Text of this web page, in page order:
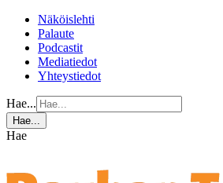
Näköislehti
Palaute
Podcastit
Mediatiedot
Yhteystiedot
Hae...
Hae...
Hae